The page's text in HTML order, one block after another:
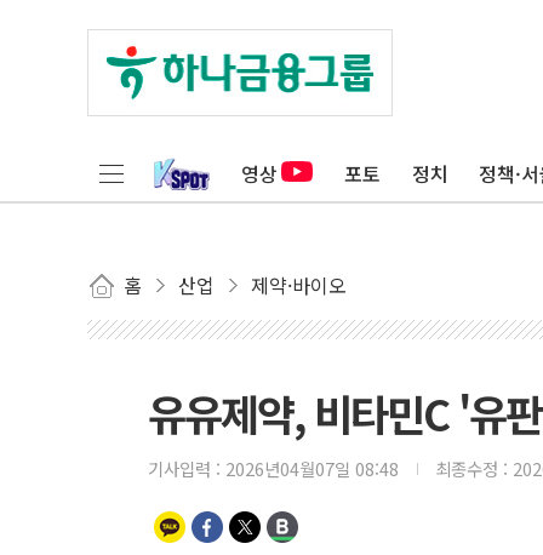
영상 포토 정치 정책·
홈 산업 제약·바이오
유유제약, 비타민C '유
기사입력 : 2026년04월07일 08:48 최종수정 :